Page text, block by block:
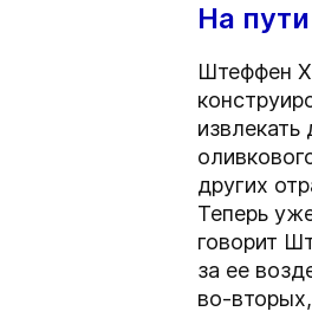
На
Штеффен
других
Теперь
говорит
за ее
во-